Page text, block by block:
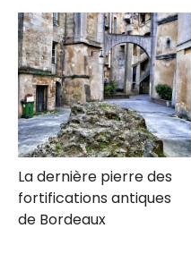
La dernière pierre des
fortifications antiques
de Bordeaux